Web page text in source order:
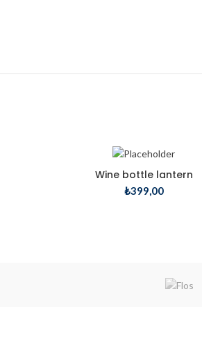
Wine bottle lantern
₺399,00